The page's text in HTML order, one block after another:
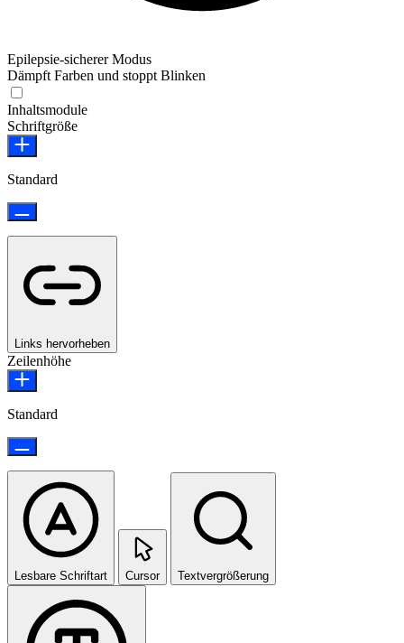
Epilepsie-sicherer Modus
Dämpft Farben und stoppt Blinken
Inhaltsmodule
Schriftgröße
Standard
Links hervorheben
Zeilenhöhe
Standard
Lesbare Schriftart Cursor Textvergrößerung